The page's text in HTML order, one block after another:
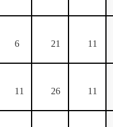
6 21 11
11 26 11